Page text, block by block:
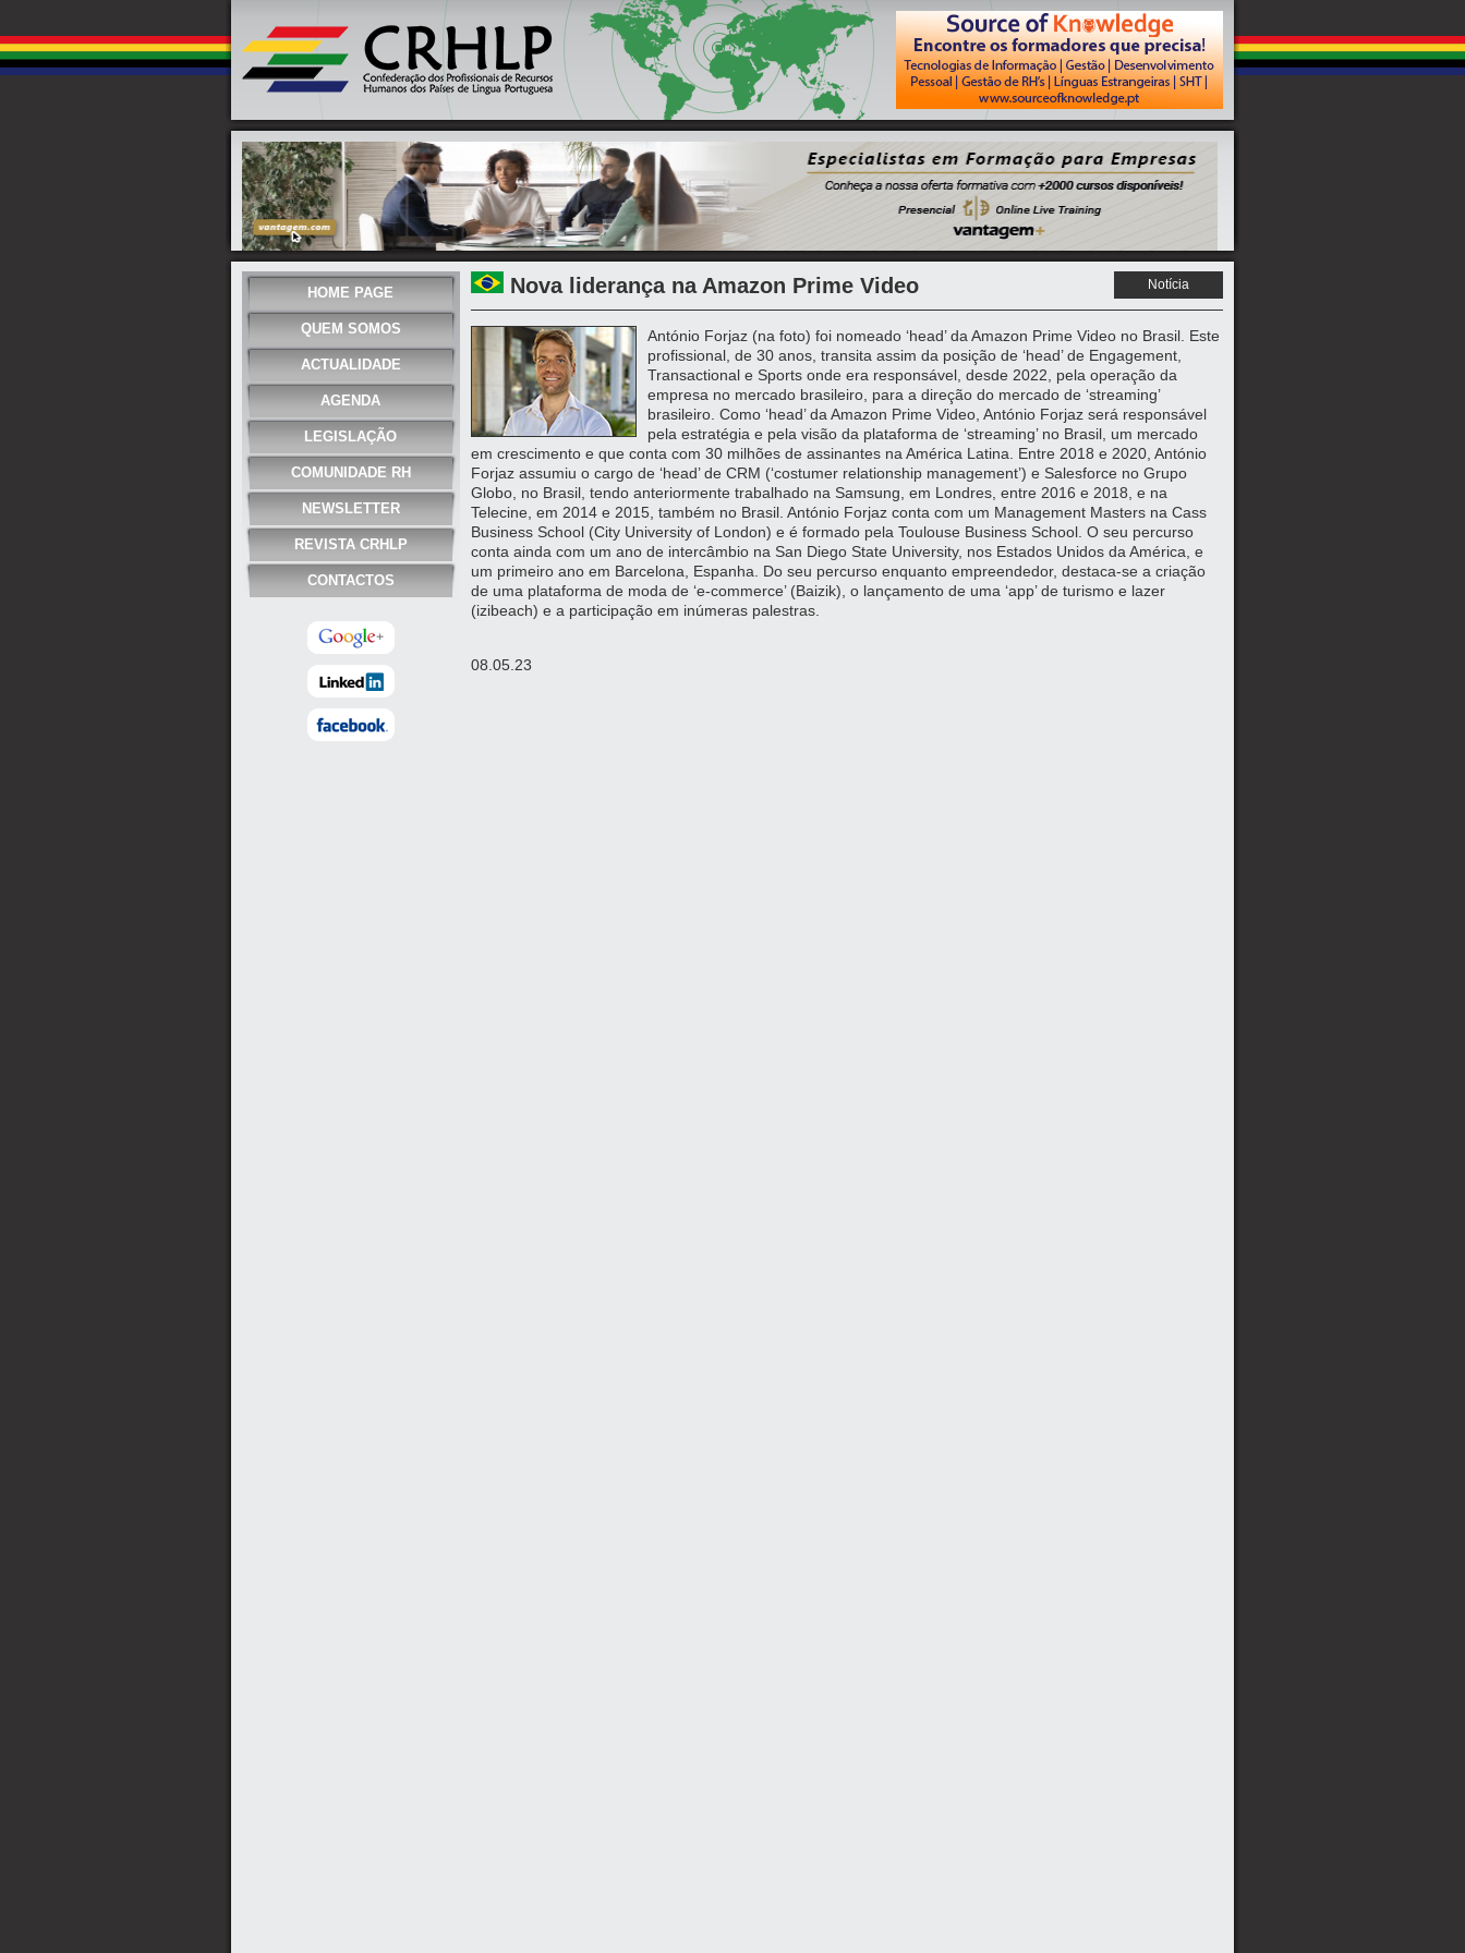
HOME PAGE
QUEM SOMOS
ACTUALIDADE
AGENDA
LEGISLAÇÃO
COMUNIDADE RH
NEWSLETTER
REVISTA CRHLP
CONTACTOS
Nova liderança na Amazon Prime Video Notícia
António Forjaz (na foto) foi nomeado ‘head’ da Amazon Prime Video no Brasil. Este
profissional, de 30 anos, transita assim da posição de ‘head’ de Engagement,
Transactional e Sports onde era responsável, desde 2022, pela operação da
empresa no mercado brasileiro, para a direção do mercado de ‘streaming’
brasileiro. Como ‘head’ da Amazon Prime Video, António Forjaz será responsável
pela estratégia e pela visão da plataforma de ‘streaming’ no Brasil, um mercado
em crescimento e que conta com 30 milhões de assinantes na América Latina. Entre 2018 e 2020, António
Forjaz assumiu o cargo de ‘head’ de CRM (‘costumer relationship management’) e Salesforce no Grupo
Globo, no Brasil, tendo anteriormente trabalhado na Samsung, em Londres, entre 2016 e 2018, e na
Telecine, em 2014 e 2015, também no Brasil. António Forjaz conta com um Management Masters na Cass
Business School (City University of London) e é formado pela Toulouse Business School. O seu percurso
conta ainda com um ano de intercâmbio na San Diego State University, nos Estados Unidos da América, e
um primeiro ano em Barcelona, Espanha. Do seu percurso enquanto empreendedor, destaca-se a criação
de uma plataforma de moda de ‘e-commerce’ (Baizik), o lançamento de uma ‘app’ de turismo e lazer
(izibeach) e a participação em inúmeras palestras.
08.05.23